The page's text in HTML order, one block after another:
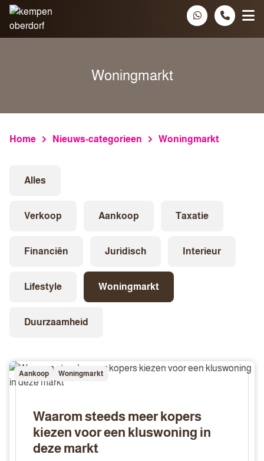
Spring naar inhoud
Woningmarkt
Home Nieuws-categorieen Woningmarkt
Alles
Verkoop Aankoop Taxatie
Financiën Juridisch Interieur
Lifestyle Woningmarkt
Duurzaamheid
Waarom
steeds
kopers
kiezen
Aankoop Woningmarkt
Waarom steeds meer kopers
kiezen voor een kluswoning in
deze markt